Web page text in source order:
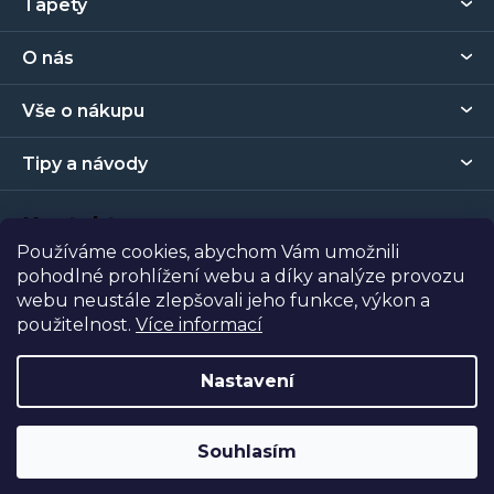
Používáme cookies, abychom Vám umožnili
pohodlné prohlížení webu a díky analýze provozu
webu neustále zlepšovali jeho funkce, výkon a
použitelnost. Více informací
Nastavení
Souhlasím
a
í
Tapety
O nás
Vše o nákupu
Tipy a návody
Kontakt
Prodejna
Vytvořil Shoptet| NakódovalShopcode
Copyright 2026Tapety Metro Florenc. Všechna práva
vyhrazena.
Odstoupit od smlouvy